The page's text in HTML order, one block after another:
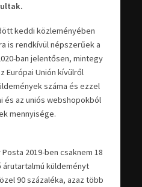
keddi közleményében
is rendkívül népszerűek a
ban jelentősen, mintegy
Európai Unión kívülről
száma és ezzel
és az uniós webshopokból
mennyisége.
2019-ben csaknem 18
küldeményt
90 százaléka, azaz több